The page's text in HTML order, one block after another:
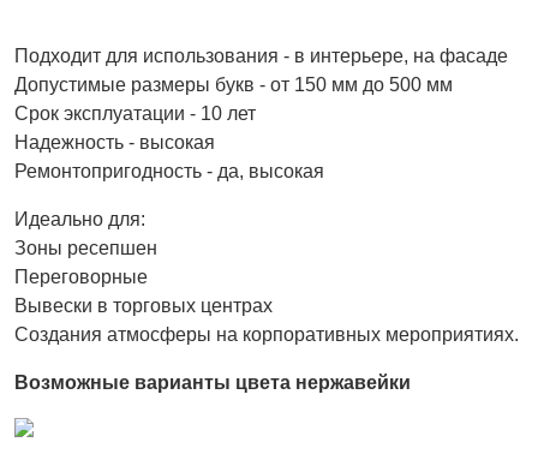
Подходит для использования - в интерьере, на фасаде
Допустимые размеры букв - от 150 мм до 500 мм
Срок эксплуатации - 10 лет
Надежность - высокая
Ремонтопригодность - да, высокая
Идеально для:
Зоны ресепшен
Переговорные
Вывески в торговых центрах
Создания атмосферы на корпоративных мероприятиях.
Возможные варианты цвета нержавейки